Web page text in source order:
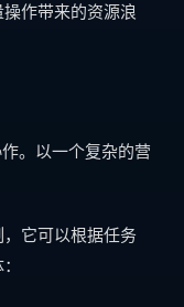
作带来的资源浪
。以一个复杂的营
它可以根据任务